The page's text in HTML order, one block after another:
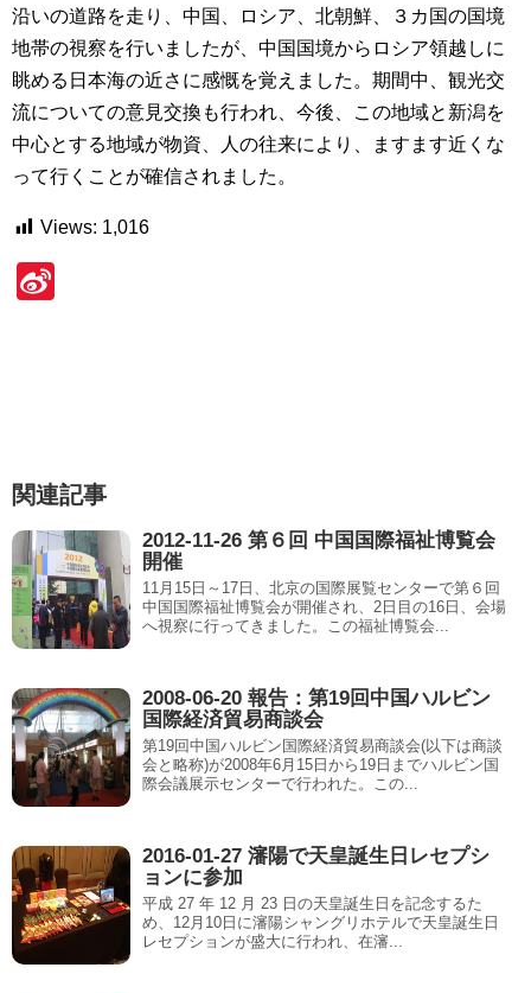
沿いの道路を走り、中国、ロシア、北朝鮮、３カ国の国境
地帯の視察を行いましたが、中国国境からロシア領越しに
眺める日本海の近さに感慨を覚えました。期間中、観光交
流についての意見交換も行われ、今後、この地域と新潟を
中心とする地域が物資、人の往来により、ますます近くな
って行くことが確信されました。
Views: 1,016
b
o
関連記事
2012-11-26 第６回 中国国際福祉博覧会
開催
11月15日～17日、北京の国際展覧センターで第６回
中国国際福祉博覧会が開催され、2日目の16日、会場
へ視察に行ってきました。この福祉博覧会...
2008-06-20 報告：第19回中国ハルビン
国際経済貿易商談会
第19回中国ハルビン国際経済貿易商談会(以下は商談
会と略称)が2008年6月15日から19日までハルビン国
際会議展示センターで行われた。この...
2016-01-27 瀋陽で天皇誕生日レセプシ
ョンに参加
平成 27 年 12 月 23 日の天皇誕生日を記念するた
め、12月10日に瀋陽シャングリホテルで天皇誕生日
レセプションが盛大に行われ、在瀋...